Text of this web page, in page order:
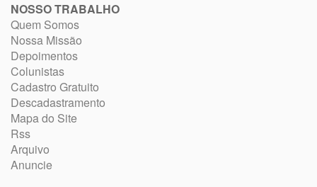
NOSSO TRABALHO
Quem Somos
Nossa Missão
Depoimentos
Colunistas
Cadastro Gratuito
Descadastramento
Mapa do Site
Rss
Arquivo
Anuncie